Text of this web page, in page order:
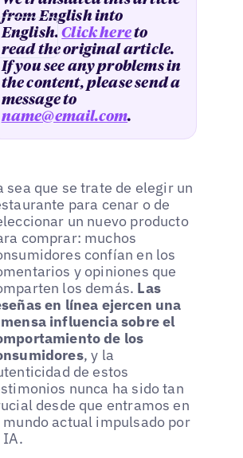
from English into
English.Click hereto
read the original article.
If you see any problems in
the content, please send a
message to
name@email.com.
sea que se trate de elegir un
para cenar o de
un nuevo producto
comprar: muchos
confían en los
y opiniones que
los demás. Las
en línea ejercen una
influencia sobre el
de los
, y la
de estos
nunca ha sido tan
desde que entramos en
mundo actual impulsado por
IA.